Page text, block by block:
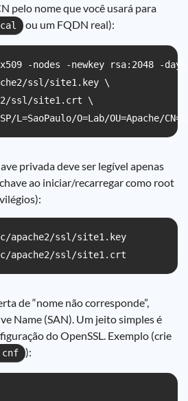
pelo nome que você usará para
ou um FQDN real):
-nodes -newkey rsa:2048 -
ssl/site1.key \
ssl/site1.crt \
L=SaoPaulo/O=Lab/OU=Apache/
privada deve ser legível apenas
ao iniciar/recarregar como root
apache2/ssl/site1.key
apache2/ssl/site1.crt
de “nome não corresponde”,
Name (SAN). Um jeito simples é
do OpenSSL. Exemplo (crie
):